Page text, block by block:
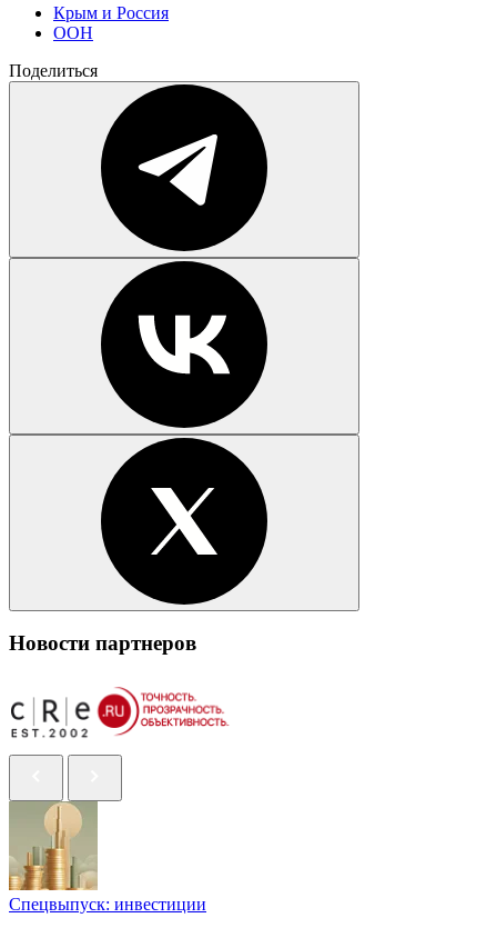
Крым и Россия
ООН
Поделиться
Новости партнеров
Спецвыпуск: инвестиции